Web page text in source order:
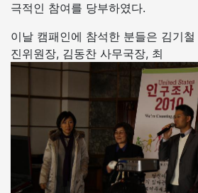
극적인 참여를 당부하였다.
이날 캠패인에 참석한 분들은 김기
진위원장, 김동찬 사무국장, 최